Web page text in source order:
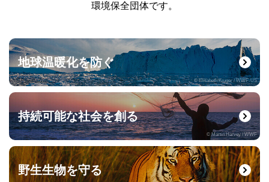
環境保全団体です。
地球温暖化を防ぐ
© Elisabeth Kruger / WWF-US
持続可能な社会を創る
© Martin Harvey / WWF
野生生物を守る